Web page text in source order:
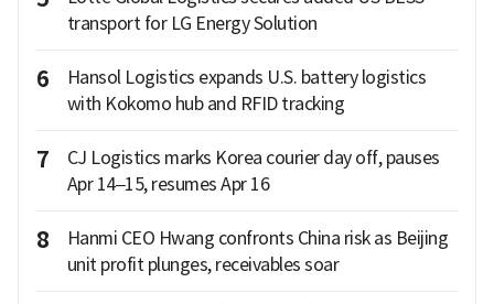
transport for LG Energy Solution
6
Hansol Logistics expands U.S. battery logistics
with Kokomo hub and RFID tracking
7
CJ Logistics marks Korea courier day off, pauses
Apr 14–15, resumes Apr 16
8
Hanmi CEO Hwang confronts China risk as Beijing
unit profit plunges, receivables soar